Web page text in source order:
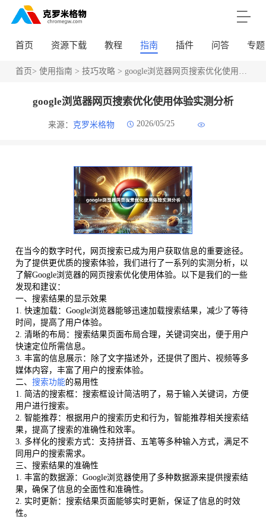
首页 资源下载 教程 指南 插件 问答 专题
首页> 使用指南 > 技巧攻略> google浏览器网页搜索优化使用体验实测分析
google浏览器网页搜索优化使用体验实测分析
来源： 克罗米格物 2026/05/25
在当今的数字时代，网页搜索已成为用户获取信息的重要途径。
为了提供更优质的搜索体验，我们进行了一系列的实测分析，以
了解Google浏览器的网页搜索优化使用体验。以下是我们的一些
发现和建议：
一、搜索结果的显示效果
1. 快速加载：Google浏览器能够迅速加载搜索结果，减少了等待
时间，提高了用户体验。
2. 清晰的布局：搜索结果页面布局合理，关键词突出，便于用户
快速定位所需信息。
3. 丰富的信息展示：除了文字描述外，还提供了图片、视频等多
媒体内容，丰富了用户的搜索体验。
二、 搜索功能的易用性
1. 简洁的搜索框：搜索框设计简洁明了，易于输入关键词，方便
用户进行搜索。
2. 智能推荐：根据用户的搜索历史和行为，智能推荐相关搜索结
果，提高了搜索的准确性和效率。
3. 多样化的搜索方式：支持拼音、五笔等多种输入方式，满足不
同用户的搜索需求。
三、搜索结果的准确性
1. 丰富的数据源：Google浏览器使用了多种数据源来提供搜索结
果，确保了信息的全面性和准确性。
2. 实时更新：搜索结果页面能够实时更新，保证了信息的时效
性。